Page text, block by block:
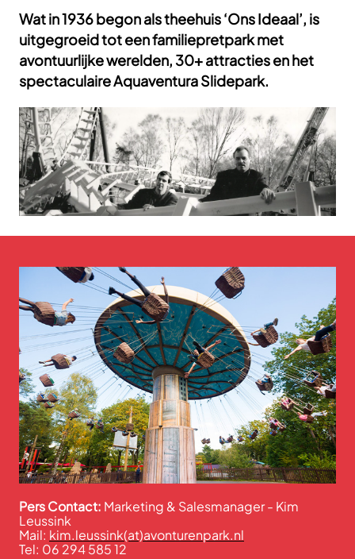
Wat in 1936 begon als theehuis ‘Ons Ideaal’, is
uitgegroeid tot een familiepretpark met
avontuurlijke werelden, 30+ attracties en het
spectaculaire Aquaventura Slidepark.
Pers Contact: Marketing & Salesmanager - Kim
Leussink
Mail: kim.leussink(at)avonturenpark.nl
Tel: 06 294 585 12